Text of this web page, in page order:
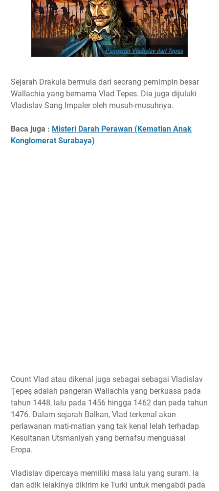
Pangeran Vladislav dari Tepes
Sejarah Drakula bermula dari seorang pemimpin besar
Wallachia yang bernama Vlad Tepes. Dia juga dijuluki
Vladislav Sang Impaler oleh musuh-musuhnya.
Baca juga : Misteri Darah Perawan (Kematian Anak
Konglomerat Surabaya)
Count Vlad atau dikenal juga sebagai sebagai Vladislav
Ţepeş adalah pangeran Wallachia yang berkuasa pada
tahun 1448, lalu pada 1456 hingga 1462 dan pada tahun
1476. Dalam sejarah Balkan, Vlad terkenal akan
perlawanan mati-matian yang tak kenal lelah terhadap
Kesultanan Utsmaniyah yang bernafsu menguasai
Eropa.
Vladislav dipercaya memiliki masa lalu yang suram. Ia
dan adik lelakinya dikirim ke Turki untuk mengabdi pada